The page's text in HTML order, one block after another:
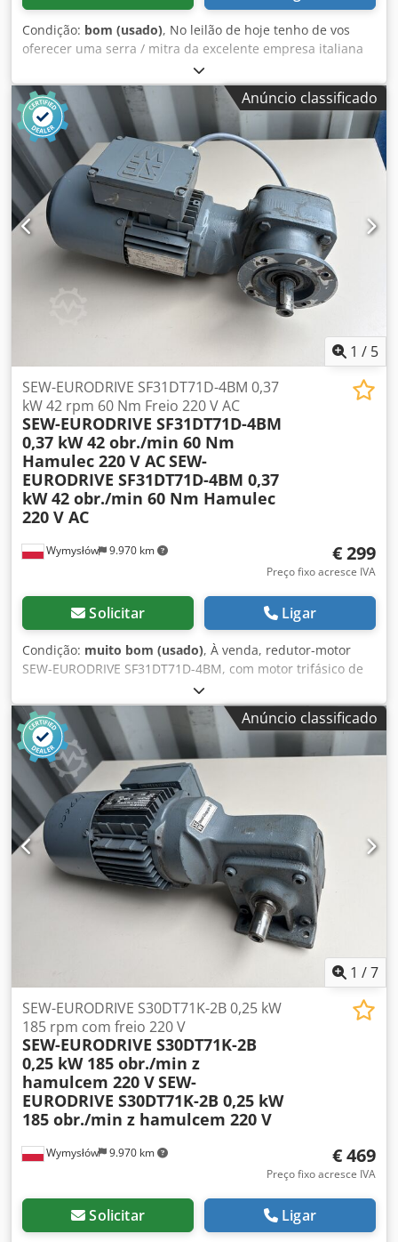
refrigeração, veículo não fumador
, Veículo da UE com
garantia. Comprimento: 3750 mm Largura: 2100 mm
Altura: 2000 mm Unidade de refrigeração Carrier Xarios
300 com refrigeração estacionária 220V Registrador de
temperatura com impressora Carga útil - 900 kg Portas
traseiras tipo asa 270° Trilhos de fixação laterais Spoiler de
teto 3 lugares Ar condicionado Cruise control Depósito de
80 litros Computador de bordo Rádio automotivo com USB
e Bluetooth Suspensão reforçada Vidros elétricos
dianteiros Fechadura central com controlo remoto Piscas
nos espelhos exteriores Roda sobressalente Disponível em
aprox. 5-6 semanas. Possibilidade de entrega, leasing ou
financiamento. Outros tamanhos de baú disponíveis.
Contacte-nos: Dcsdpjpkyb Tofx Anzsk Irenäus Wardenga
Condição: bom (usado), No leilão de hoje tenho de vos
oferecer uma serra / mitra da excelente empresa italiana
OMS modelo T14 com mesa de tesoura. Aqui estão
algumas informações úteis sobre a serra: * diâmetro da
serra 300 mm * 1700 W motor ( monofásico ) * dimensões
máximas da peça a cortar: 120 x 120 mm ( A x L ) * guardas
na serra para segurança do operador da serra * ajuste de
corte +/- 45 graus * tamanho da mesa 32 x 42 cm * bocal
de extracção fi 60 mm Djdpjkt N H Ujfx Anzjck * muito bom
estado técnico e visual * 1997 ano de produção * Cumpre
as normas CE. * Dimensões totais da serra 65 x 70 x 60 cm
(L x C x A)
Anúncio classificado
1 / 5
Wymysłów 9.970 km
SEW-EURODRIVE SF31DT71D-4BM 0,37
kW 42 rpm 60 Nm Freio 220 V AC
SEW-EURODRIVE SF31DT71D-4BM
0,37 kW 42 obr./min 60 Nm
Hamulec 220 V ACSEW-
EURODRIVE SF31DT71D-4BM 0,37
kW 42 obr./min 60 Nm Hamulec
220 V AC
€ 299
Preço fixo acresce IVA
Solicitar Ligar
Condição: muito bom (usado), À venda, redutor-motor
SEW-EURODRIVE SF31DT71D-4BM, com motor trifásico de
0,37 kW e travão eletromagnético integrado de 220 V CA. O
equipamento está totalmente funcional, testado e pronto
para utilização. O redutor-motor encontra-se em bom
estado técnico e visual. Apresenta sinais normais de
utilização, resultantes do seu funcionamento. Dcjdsznnm
Sspfx Anzek Dados técnicos: Fabricante: SEW-EURODRIVE
Tipo: SF31DT71D-4BM Potência do motor: 0,37 kW
Alimentação: 3×220Δ / 380Y V, 50 Hz Velocidade do motor:
1380 rpm Velocidade de saída: 42 rpm Binário: 60 Nm
Travão: 220 V CA Binário de travagem: 5 Nm Grau de
proteção: IP54 Classe de isolamento: B Peso: 16,88 kg
Posição de montagem: IM V1A Ano de fabrico: 2002 País de
fabrico: Alemanha
Anúncio classificado
1 /7
Wymysłów 9.970 km
SEW-EURODRIVE S30DT71K-2B 0,25 kW
185 rpm com freio 220 V
SEW-EURODRIVE S30DT71K-2B
0,25 kW 185 obr./min z
hamulcem 220 VSEW-
EURODRIVE S30DT71K-2B 0,25 kW
185 obr./min z hamulcem 220 V
€ 469
Preço fixo acresce IVA
Solicitar Ligar